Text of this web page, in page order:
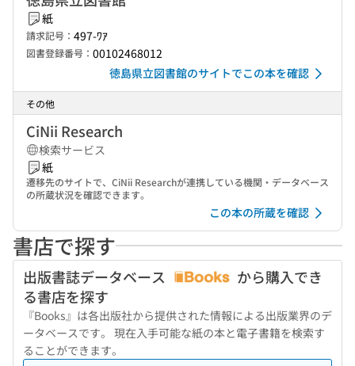
紙
請求記号： 497-ﾜｱ
図書登録番号： 00102468012
徳島県立図書館のサイトでこの本を確認
その他
CiNii Research
検索サービス
紙
遷移先のサイトで、CiNii Researchが連携している機関・データベース
の所蔵状況を確認できます。
この本の所蔵を確認
書店で探す
出版書誌データベース
から購入でき
る書店を探す
『Books』は各出版社から提供された情報による出版業界のデ
ータベースです。 現在入手可能な紙の本と電子書籍を検索す
ることができます。